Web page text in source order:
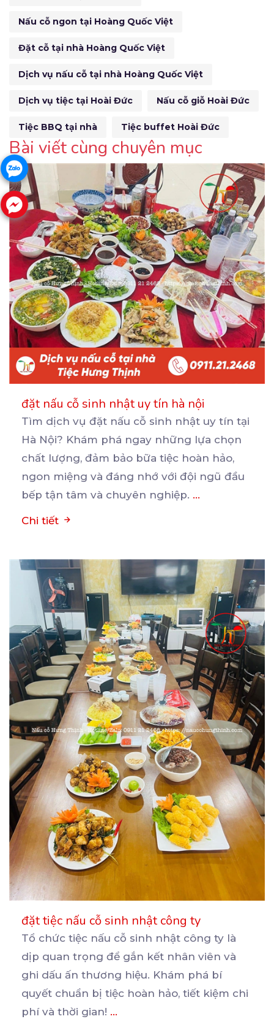
Nấu cỗ ngon tại Hoàng Quốc Việt
Đặt cỗ tại nhà Hoàng Quốc Việt
Dịch vụ nấu cỗ tại nhà Hoàng Quốc Việt
Dịch vụ tiệc tại Hoài Đức Nấu cỗ giỗ Hoài Đức
Tiệc BBQ tại nhà Tiệc buffet Hoài Đức
Bài viết cùng chuyên mục
đặt nấu cỗ sinh nhật uy tín hà nội
Tìm dịch vụ đặt nấu cỗ sinh nhật uy tín tại
Hà Nội? Khám phá ngay những lựa chọn
chất lượng, đảm bảo bữa tiệc hoàn hảo,
ngon miệng và đáng nhớ với đội ngũ đầu
bếp tận tâm và chuyên nghiệp. ...
Chi tiết
đặt tiệc nấu cỗ sinh nhật công ty
Tổ chức tiệc nấu cỗ sinh nhật công ty là
dịp quan trọng để gắn kết nhân viên và
ghi dấu ấn thương hiệu. Khám phá bí
quyết chuẩn bị tiệc hoàn hảo, tiết kiệm chi
phí và thời gian! ...